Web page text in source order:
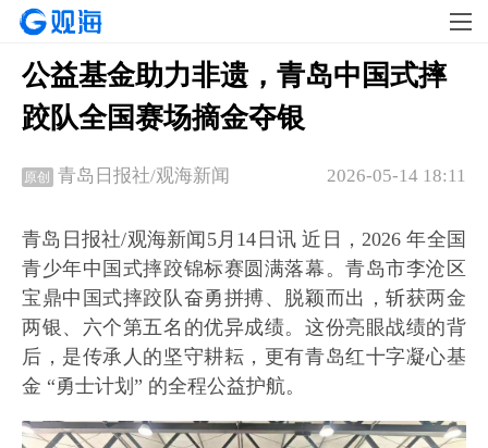
公益基金助力非遗，青岛中国式摔
跤队全国赛场摘金夺银
原创 2026-05-14 18:11
青岛日报社/观海新闻
青岛日报社/观海新闻5月14日讯 近日，2026 年全国
青少年中国式摔跤锦标赛圆满落幕。青岛市李沧区
宝鼎中国式摔跤队奋勇拼搏、脱颖而出，斩获两金
两银、六个第五名的优异成绩。这份亮眼战绩的背
后，是传承人的坚守耕耘，更有青岛红十字凝心基
金 “勇士计划” 的全程公益护航。